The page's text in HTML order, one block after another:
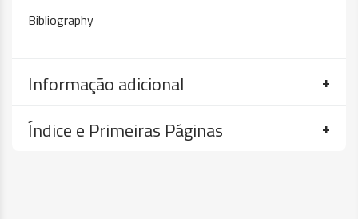
Bibliography
Informação adicional
Índice e Primeiras Páginas